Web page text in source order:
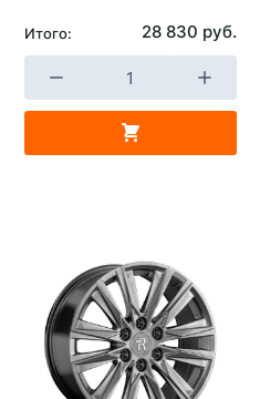
Китай
0
Итого: 28 830 руб.